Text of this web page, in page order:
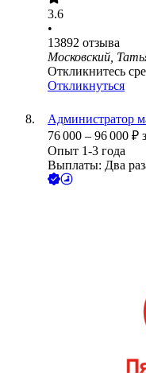
3.6
•
13892 отзыва
Московский,
Откликнитесь
Откликнуться
Администратор
76 000 – 96 000 ₽
Опыт 1-3 года
Выплаты: Два